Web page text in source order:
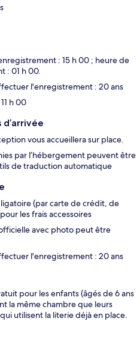
: 15 h 00 ; heure de
: 01 h 00.
l'enregistrement : 20 ans
h 00
vous accueillera sur place.
par l’hébergement peuvent être
de traduction automatique
(par carte de crédit, de
les frais accessoires
avec photo peut être
l'enregistrement : 20 ans
pour les enfants (âgés de 6 ans
la même chambre que leurs
utilisent la literie déjà en place.